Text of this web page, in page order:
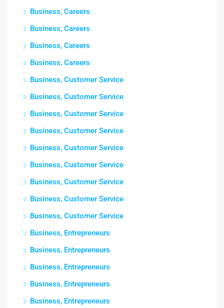
Business, Careers
Business, Careers
Business, Careers
Business, Careers
Business, Customer Service
Business, Customer Service
Business, Customer Service
Business, Customer Service
Business, Customer Service
Business, Customer Service
Business, Customer Service
Business, Customer Service
Business, Customer Service
Business, Entrepreneurs
Business, Entrepreneurs
Business, Entrepreneurs
Business, Entrepreneurs
Business, Entrepreneurs